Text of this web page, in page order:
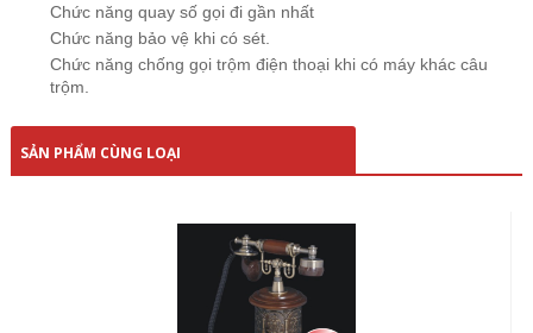
Chức năng quay số gọi đi gần nhất
Chức năng bảo vệ khi có sét.
Chức năng chống gọi trộm điện thoại khi có máy khác câu
trộm.
SẢN PHẨM CÙNG LOẠI